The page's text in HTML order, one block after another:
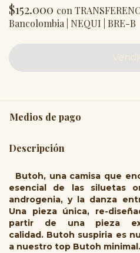
$152.000 con
Bancolombia | NEQUI | BRE-B
Medios de pago
Descripción
Butoh, una camisa que
esencial de las siluetas
androgenia, y la danza
Una pieza única, re-
partir de una pieza
calidad. Butoh suspiria es
a nuestro top Butoh minimal.